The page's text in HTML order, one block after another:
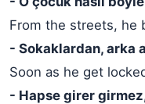
From the streets, he
- Sokaklardan, arka
Soon as he get
- Hapse girer